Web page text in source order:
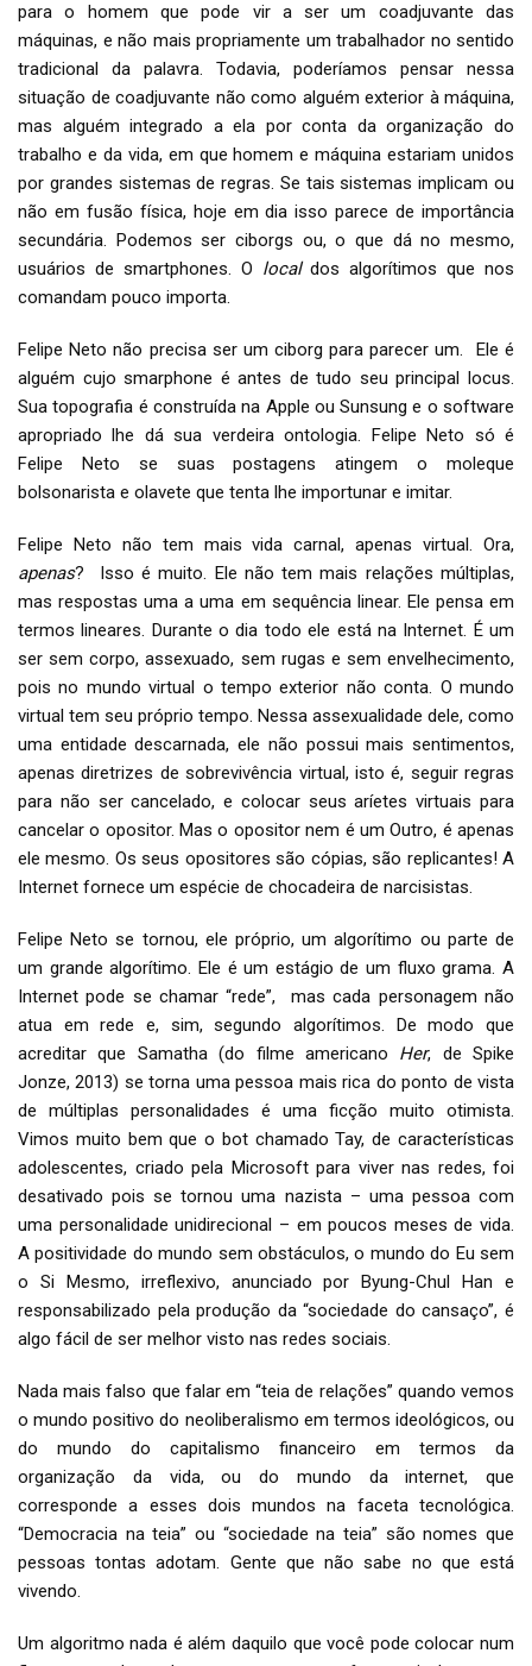
para o homem que pode vir a ser um coadjuvante das
máquinas, e não mais propriamente um trabalhador no sentido
tradicional da palavra. Todavia, poderíamos pensar nessa
situação de coadjuvante não como alguém exterior à máquina,
mas alguém integrado a ela por conta da organização do
trabalho e da vida, em que homem e máquina estariam unidos
por grandes sistemas de regras. Se tais sistemas implicam ou
não em fusão física, hoje em dia isso parece de importância
secundária. Podemos ser ciborgs ou, o que dá no mesmo,
usuários de smartphones. O localdos algorítimos que nos
comandam pouco importa.
Felipe Neto não precisa ser um ciborg para parecer um. Ele é
alguém cujo smarphone é antes de tudo seu principal locus.
Sua topografia é construída na Apple ou Sunsung e o software
apropriado lhe dá sua verdeira ontologia. Felipe Neto só é
Felipe Neto se suas postagens atingem o moleque
bolsonarista e olavete que tenta lhe importunar e imitar.
Felipe Neto não tem mais vida carnal, apenas virtual. Ora,
apenas? Isso é muito. Ele não tem mais relações múltiplas,
mas respostas uma a uma em sequência linear. Ele pensa em
termos lineares. Durante o dia todo ele está na Internet. É um
ser sem corpo, assexuado, sem rugas e sem envelhecimento,
pois no mundo virtual o tempo exterior não conta. O mundo
virtual tem seu próprio tempo. Nessa assexualidade dele, como
uma entidade descarnada, ele não possui mais sentimentos,
apenas diretrizes de sobrevivência virtual, isto é, seguir regras
para não ser cancelado, e colocar seus aríetes virtuais para
cancelar o opositor. Mas o opositor nem é um Outro, é apenas
ele mesmo. Os seus opositores são cópias, são replicantes! A
Internet fornece um espécie de chocadeira de narcisistas.
Felipe Neto se tornou, ele próprio, um algorítimo ou parte de
um grande algorítimo. Ele é um estágio de um fluxo grama. A
Internet pode se chamar “rede”, mas cada personagem não
atua em rede e, sim, segundo algorítimos. De modo que
acreditar que Samatha (do filme americano Her, de Spike
Jonze, 2013) se torna uma pessoa mais rica do ponto de vista
de múltiplas personalidades é uma ficção muito otimista.
Vimos muito bem que o bot chamado Tay, de características
adolescentes, criado pela Microsoft para viver nas redes, foi
desativado pois se tornou uma nazista – uma pessoa com
uma personalidade unidirecional – em poucos meses de vida.
A positividade do mundo sem obstáculos, o mundo do Eu sem
o Si Mesmo, irreflexivo, anunciado por Byung-Chul Han e
responsabilizado pela produção da “sociedade do cansaço”, é
algo fácil de ser melhor visto nas redes sociais.
Nada mais falso que falar em “teia de relações” quando vemos
o mundo positivo do neoliberalismo em termos ideológicos, ou
do mundo do capitalismo financeiro em termos da
organização da vida, ou do mundo da internet, que
corresponde a esses dois mundos na faceta tecnológica.
“Democracia na teia” ou “sociedade na teia” são nomes que
pessoas tontas adotam. Gente que não sabe no que está
vivendo.
Um algoritmo nada é além daquilo que você pode colocar num